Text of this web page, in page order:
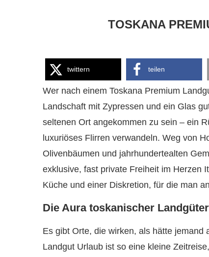
TOSKANA
twittern teilen
Wer nach einem Toskana Premium
Landschaft mit Zypressen und ein Glas
seltenen Ort angekommen zu sein – ein
luxuriöses Flirren verwandeln. Weg von
Olivenbäumen und jahrhundertealten
exklusive, fast private Freiheit im Herzen
Küche und einer Diskretion, für die man
Die Aura toskanischer
Es gibt Orte, die wirken, als hätte jemand
Landgut Urlaub ist so eine kleine